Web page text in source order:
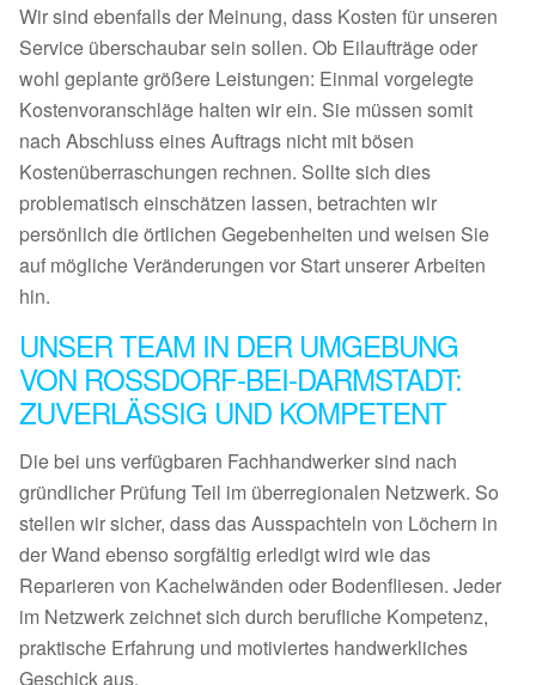
Wir sind ebenfalls der Meinung, dass Kosten für unseren
Service überschaubar sein sollen. Ob Eilaufträge oder
wohl geplante größere Leistungen: Einmal vorgelegte
Kostenvoranschläge halten wir ein. Sie müssen somit
nach Abschluss eines Auftrags nicht mit bösen
Kostenüberraschungen rechnen. Sollte sich dies
problematisch einschätzen lassen, betrachten wir
persönlich die örtlichen Gegebenheiten und weisen Sie
auf mögliche Veränderungen vor Start unserer Arbeiten
hin.
UNSER TEAM IN DER UMGEBUNG
VON ROSSDORF-BEI-DARMSTADT:
ZUVERLÄSSIG UND KOMPETENT
Die bei uns verfügbaren Fachhandwerker sind nach
gründlicher Prüfung Teil im überregionalen Netzwerk. So
stellen wir sicher, dass das Ausspachteln von Löchern in
der Wand ebenso sorgfältig erledigt wird wie das
Reparieren von Kachelwänden oder Bodenfliesen. Jeder
im Netzwerk zeichnet sich durch berufliche Kompetenz,
praktische Erfahrung und motiviertes handwerkliches
Geschick aus.